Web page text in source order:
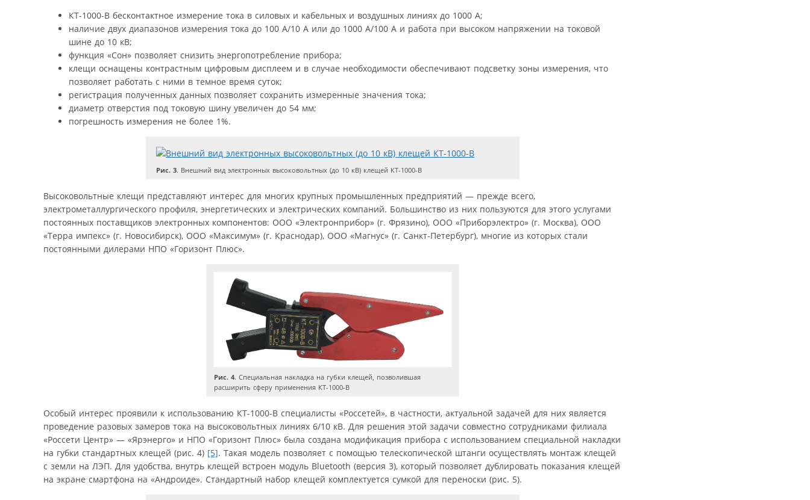
КТ-1000-В бесконтактное измерение тока в силовых и кабельных и воздушных линиях до 1000 А;
наличие двух диапазонов измерения тока до 100 А/10 А или до 1000 А/100 А и работа при высоком напряжении на токовой
шине до 10 кВ;
функция «Сон» позволяет снизить энергопотребление прибора;
клещи оснащены контрастным цифровым дисплеем и в случае необходимости обеспечивают подсветку зоны измерения, что
позволяет работать с ними в темное время суток;
регистрация полученных данных позволяет сохранить измеренные значения тока;
диаметр отверстия под токовую шину увеличен до 54 мм;
погрешность измерения не более 1%.
Рис. 3. Внешний вид электронных высоковольтных (до 10 кВ) клещей КТ-1000-В
Высоковольтные клещи представляют интерес для многих крупных промышленных предприятий — прежде всего,
электрометаллургического профиля, энергетических и электрических компаний. Большинство из них пользуются для этого услугами
постоянных поставщиков электронных компонентов: ООО «Электронприбор» (г. Фрязино), ООО «Приборэлектро» (г. Москва), ООО
«Терра импекс» (г. Новосибирск), ООО «Максимум» (г. Краснодар), ООО «Магнус» (г. Санкт-Петербург), многие из которых стали
постоянными дилерами НПО «Горизонт Плюс».
Рис. 4. Специальная накладка на губки клещей, позволившая
расширить сферу применения КТ-1000-В
Особый интерес проявили к использованию КТ-1000-В специалисты «Россетей», в частности, актуальной задачей для них является
проведение разовых замеров тока на высоковольтных линиях 6/10 кВ. Для решения этой задачи совместно сотрудниками филиала
«Россети Центр» — «Ярэнерго» и НПО «Горизонт Плюс» была создана модификация прибора с использованием специальной накладки
на губки стандартных клещей (рис. 4) [5]. Такая модель позволяет с помощью телескопической штанги осуществлять монтаж клещей
с земли на ЛЭП. Для удобства, внутрь клещей встроен модуль Bluetooth (версия 3), который позволяет дублировать показания клещей
на экране смартфона на «Андроиде». Стандартный набор клещей комплектуется сумкой для переноски (рис. 5).